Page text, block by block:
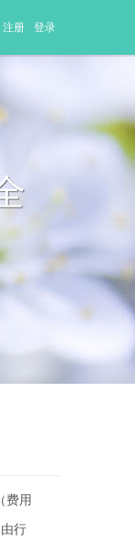
注册 登录
费用
行